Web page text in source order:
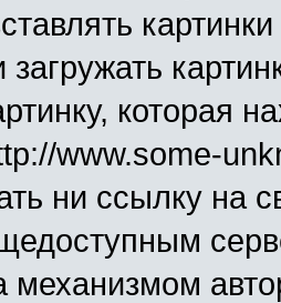
загружать
которая
www.some-
ни ссылку на
механизмом